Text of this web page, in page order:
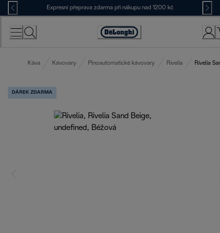
Skip
to
Content
Expresní přeprava zdarma při nákupu nad 1200 kč
Accessibility
Káva Kávovary Plnoautomatické kávovary Rivelia Rivelia
DÁREK ZDARMA